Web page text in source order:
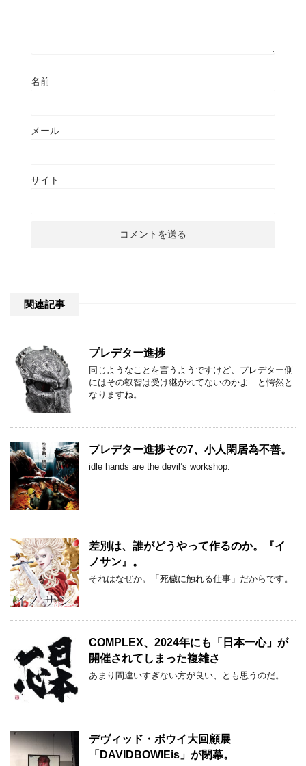
名前
メール
サイト
関連記事
プレデター進捗
同じようなことを言うようですけど、プレデター側
にはその叡智は受け継がれてないのかよ…と愕然と
なりますね。
プレデター進捗その7、小人閑居為不善。
idle hands are the devil’s workshop.
差別は、誰がどうやって作るのか。『イ
ノサン』。
それはなぜか。「死穢に触れる仕事」だからです。
COMPLEX、2024年にも「日本一心」が
開催されてしまった複雑さ
あまり間違いすぎない方が良い、とも思うのだ。
デヴィッド・ボウイ大回顧展
「DAVIDBOWIEis」が閉幕。